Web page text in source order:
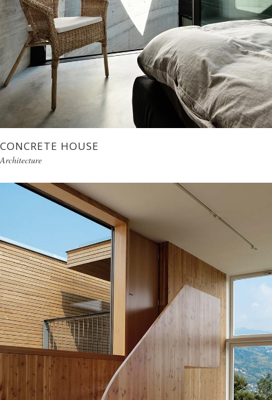
CONCRETE HOUSE
Architecture